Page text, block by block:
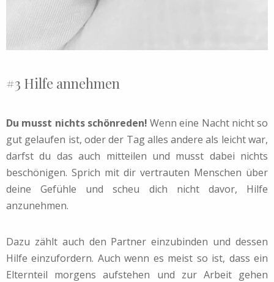
#3 Hilfe annehmen
Du musst nichts schönreden! Wenn eine Nacht nicht so
gut gelaufen ist, oder der Tag alles andere als leicht war,
darfst du das auch mitteilen und musst dabei nichts
beschönigen. Sprich mit dir vertrauten Menschen über
deine Gefühle und scheu dich nicht davor, Hilfe
anzunehmen.
Dazu zählt auch den Partner einzubinden und dessen
Hilfe einzufordern. Auch wenn es meist so ist, dass ein
Elternteil morgens aufstehen und zur Arbeit gehen